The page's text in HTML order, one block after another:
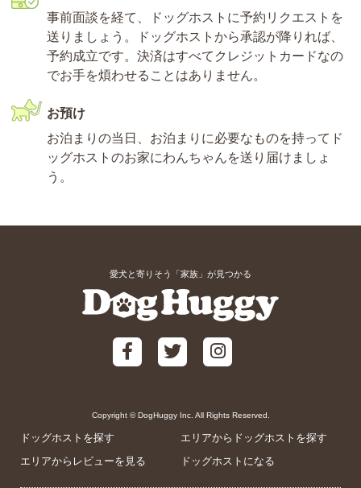
事前面談を経て、ドッグホストに予約リクエストを
送りましょう。ドッグホストから承認が降りれば、
予約成立です。決済はすべてクレジットカードなの
でお手を煩わせることはありません。
お預け
お泊まりの当日、お泊まりに必要なものを持ってド
ッグホストのお家にわんちゃんを送り届けましょ
う。
愛犬と寄りそう「家族」が見つかる
Copyright © DogHuggy Inc. All Rights Reserved.
ドッグホストを探す
エリアからドッグホストを探す
エリアからレビューを見る
ドッグホストになる